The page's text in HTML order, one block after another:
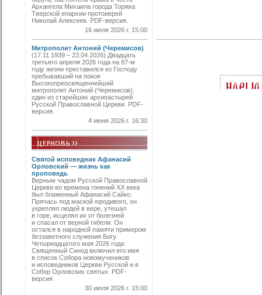
Архангела Михаила города Торжка
Тверской епархии протоиерей
Николай Алексеев. PDF-версия.
16 июля 2026 г. 15:00
Митрополит Антоний (Черемисов)
(17.11.1939 – 23.04.2026) Двадцать
третьего апреля 2026 года на 87-м
году жизни преставился ко Господу
пребывавший на покое
Высокопреосвященнейший
митрополит Антоний (Черемисов),
один из старейших архипастырей
Русской Православной Церкви. PDF-
версия.
4 июня 2026 г. 16:30
Святой исповедник Афанасий
Орловский — жизнь как
проповедь
Верным чадом Русской Православной
Церкви во времена гонений XX века
был блаженный Афанасий Сайко.
Прячась под маской юродивого, он
укреплял людей в вере, утешал
в горе, исцелял их от болезней
и спасал от верной гибели. Он
остался в народной памяти примером
беззаветного служения Богу.
Четырнадцатого мая 2026 года
Священный Синод включил его имя
в список Собора новомучеников
и исповедников Церкви Русской и в
Собор Орловских святых. PDF-
версия.
30 июля 2026 г. 15:00